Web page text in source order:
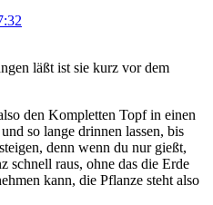
läßt ist sie kurz vor dem
den Kompletten Topf in einen
so lange drinnen lassen, bis
denn wenn du nur gießt,
schnell raus, ohne das die Erde
kann, die Pflanze steht also